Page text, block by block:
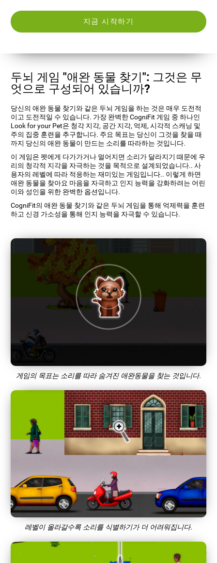
지금 시작하기
두뇌 게임 "애완 동물 찾기": 그것은 무
엇으로 구성되어 있습니까?
당신의 애완 동물 찾기와 같은 두뇌 게임을 하는 것은 매우 도전적
이고 도전적일 수 있습니다. 가장 완벽한 CogniFit 게임 중 하나인
Look for your Pet은 청각 지각, 공간 지각, 억제, 시각적 스캐닝 및
주의 집중 훈련을 추구합니다. 주요 목표는 당신이 그것을 찾을 때
까지 당신의 애완 동물이 만드는 소리를 따라하는 것입니다.
이 게임은 펫에게 다가가거나 멀어지면 소리가 달라지기 때문에 우
리의 청각적 지각을 자극하는 것을 목적으로 설계되었습니다.. 사
용자의 레벨에 따라 적응하는 재미있는 게임입니다.. 이렇게 하면
애완 동물을 찾아요 마음을 자극하고 인지 능력을 강화하려는 어린
이와 성인을 위한 완벽한 옵션입니다.
CogniFit의 애완 동물 찾기와 같은 두뇌 게임을 통해 억제력을 훈련
하고 신경 가소성을 통해 인지 능력을 자극할 수 있습니다.
게임의 목표는 소리를 따라 숨겨진 애완동물을 찾는 것입니다.
레벨이 올라갈수록 소리를 식별하기가 더 어려워집니다.